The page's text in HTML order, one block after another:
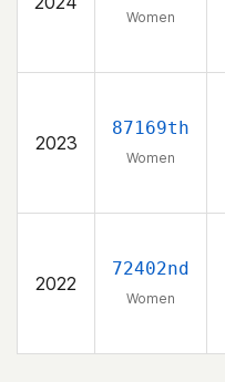
Women
2023
87169th
Women
2022
72402nd
Women